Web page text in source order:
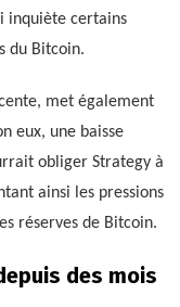
inquiète certains
du Bitcoin.
met également
eux, une baisse
obliger Strategy à
ainsi les pressions
réserves de Bitcoin.
des mois